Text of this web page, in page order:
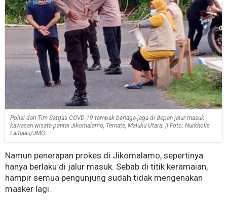
Polisi dan Tim Satgas COVD-19 tampak berjaga-jaga di depan jalur masuk
kawasan wisata pantai Jikomalamo, Ternate, Maluku Utara. || Foto: Nurkholis
Lamaau/JMG
Namun penerapan prokes di Jikomalamo, sepertinya
hanya berlaku di jalur masuk. Sebab di titik keramaian,
hampir semua pengunjung sudah tidak mengenakan
masker lagi.